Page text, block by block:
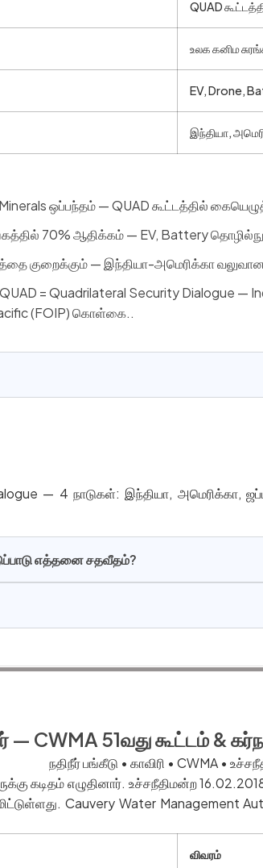
QUAD
உலக கனிம
EV, Drone,
இந்தியா,
ஒப்பந்தம் — QUAD கூட்டத்தில்
70% ஆதிக்கம் — EV, Battery
குறைக்கும் — இந்தியா-அமெரிக்கா வலுவான
QUAD = Quadrilateral Security Dialogue
(FOIP) கொள்கை..
— 4 நாடுகள்: இந்தியா, அமெரிக்கா,
எத்தனை சதவீதம்?
— CWMA 51வது கூட்டம் &
நதிநீர் பங்கீடு • காவிரி • CWMA •
கடிதம் எழுதினார். உச்சநீதிமன்ற
Cauvery Water Management
விவரம்